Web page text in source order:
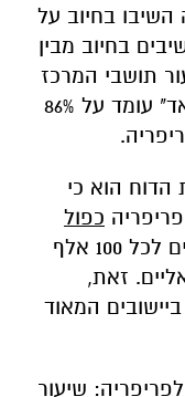
השיבו בחיוב על
בחיוב מבין
שיעור תושבי המרכז
שמגדירים את בריאותם "טובה מאד" עומד על 86%
הדוח הוא כי
כפול
מזה שבמרכז, ועומד על 5.8 הרוגים לכל 100 אלף
זאת,
ל-100 תושבים ביישובים המאוד
שיעור